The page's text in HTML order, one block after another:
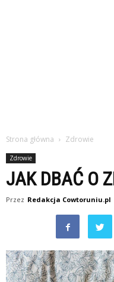
Strona główna Zdrowie
Zdrowie
JAK DBAĆ O
Przez Redakcja Cowtoruniu.pl